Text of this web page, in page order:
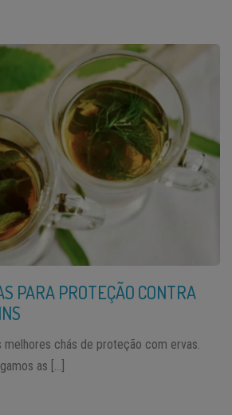
PARA PROTEÇÃO CONTRA
chás de proteção com ervas.
as […]